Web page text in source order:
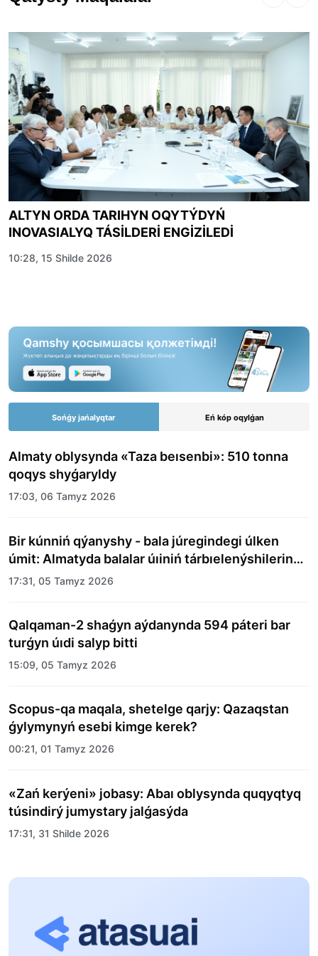
ALTYN ORDA TARIHYN OQYTÝDYŃ
INOVASIALYQ TÁSİLDERİ ENGİZİLEDİ
10:28, 15 Shilde 2026
Sońǵy jańalyqtar Eń kóp oqylǵan
Almaty oblysynda «Taza beısenbi»: 510 tonna
qoqys shyǵaryldy
17:03, 06 Tamyz 2026
Bir kúnniń qýanyshy - bala júregindegi úlken
úmit: Almatyda balalar úıiniń tárbıelenýshilerine
merekelik kún uıymdastyryldy
17:31, 05 Tamyz 2026
Qalqaman-2 shaǵyn aýdanynda 594 páteri bar
turǵyn úıdi salyp bitti
15:09, 05 Tamyz 2026
Scopus-qa maqala, shetelge qarjy: Qazaqstan
ǵylymynyń esebi kimge kerek?
00:21, 01 Tamyz 2026
«Zań kerýeni» jobasy: Abaı oblysynda quqyqtyq
túsindirý jumystary jalǵasýda
17:31, 31 Shilde 2026
Halyqaralyq «Formýla-1 H2O» jarysyn Qonaev
13:13, 30 Shilde 2026